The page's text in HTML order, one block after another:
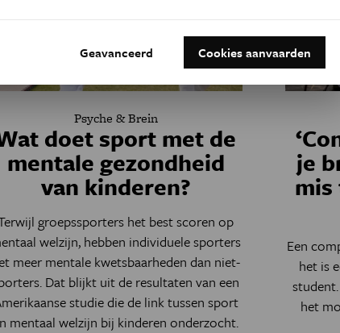
Psyche & Brein
doet sport met de
mentale gezondheid
van kinderen?
groepssporters het best scoren op
welzijn, hebben individuele sporters
meer mentale kwetsbaarheden dan niet-
Dat blijkt uit de resultaten van een
studie die de link tussen sport
mentaal welzijn bij kinderen onderzocht.
je
mis
Een
het is
het
Geavanceerd Cookies aanvaarden